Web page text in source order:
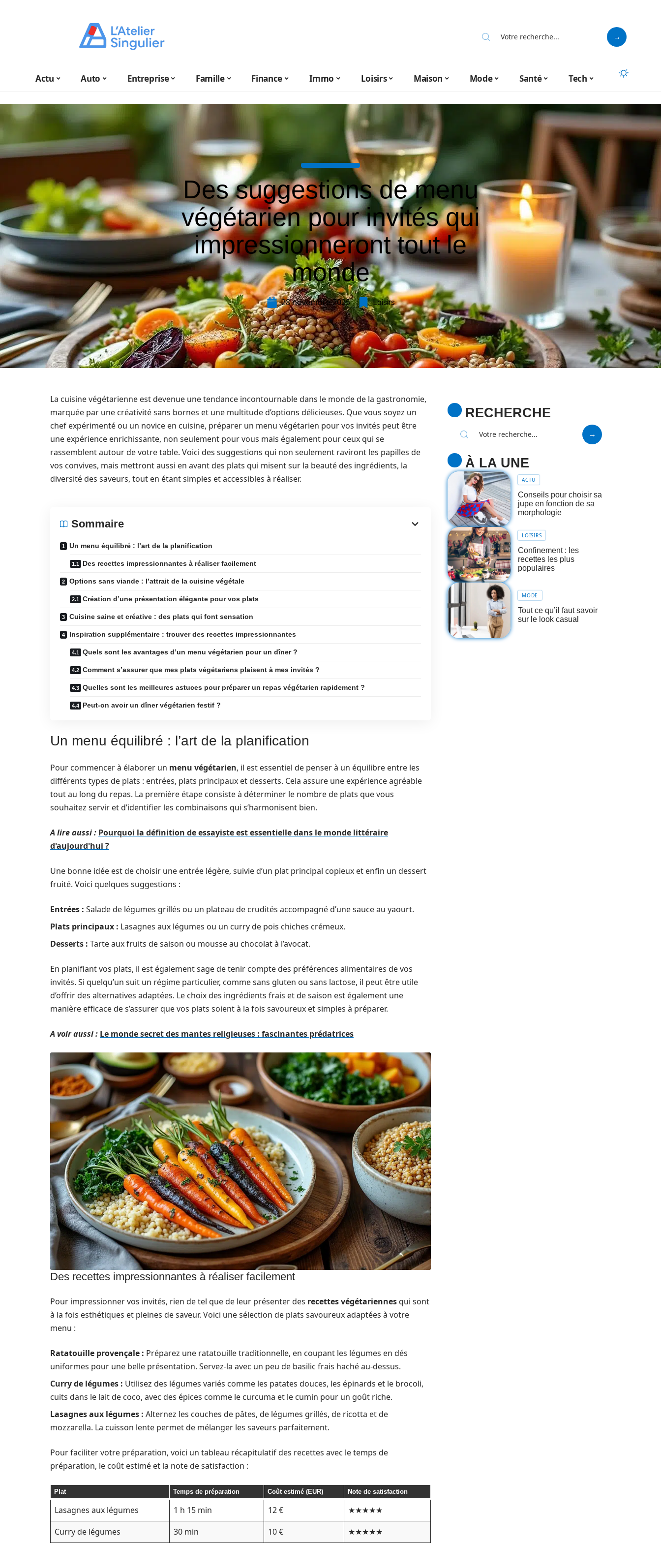
Actu Auto Entreprise Famille Finance Immo Loisirs Maison Mode Santé Tech
Des suggestions de menu
végétarien pour invités qui
impressionneront tout le
monde
28 novembre 2025 Loisirs
La cuisine végétarienne est devenue une tendance incontournable dans le monde de la gastronomie,
marquée par une créativité sans bornes et une multitude d’options délicieuses. Que vous soyez un
chef expérimenté ou un novice en cuisine, préparer un menu végétarien pour vos invités peut être
une expérience enrichissante, non seulement pour vous mais également pour ceux qui se
rassemblent autour de votre table. Voici des suggestions qui non seulement raviront les papilles de
vos convives, mais mettront aussi en avant des plats qui misent sur la beauté des ingrédients, la
diversité des saveurs, tout en étant simples et accessibles à réaliser.
Sommaire
Un menu équilibré : l’art de la planification
Des recettes impressionnantes à réaliser facilement
Options sans viande : l’attrait de la cuisine végétale
Création d’une présentation élégante pour vos plats
Cuisine saine et créative : des plats qui font sensation
Inspiration supplémentaire : trouver des recettes impressionnantes
Quels sont les avantages d’un menu végétarien pour un dîner ?
Comment s’assurer que mes plats végétariens plaisent à mes invités ?
Quelles sont les meilleures astuces pour préparer un repas végétarien rapidement ?
Peut-on avoir un dîner végétarien festif ?
Un menu équilibré : l’art de la planification
Pour commencer à élaborer un menu végétarien, il est essentiel de penser à un équilibre entre les
différents types de plats : entrées, plats principaux et desserts. Cela assure une expérience agréable
tout au long du repas. La première étape consiste à déterminer le nombre de plats que vous
souhaitez servir et d’identifier les combinaisons qui s’harmonisent bien.
A lire aussi : Pourquoi la définition de essayiste est essentielle dans le monde littéraire
d'aujourd'hui ?
Une bonne idée est de choisir une entrée légère, suivie d’un plat principal copieux et enfin un dessert
fruité. Voici quelques suggestions :
Entrées : Salade de légumes grillés ou un plateau de crudités accompagné d’une sauce au yaourt.
Plats principaux : Lasagnes aux légumes ou un curry de pois chiches crémeux.
Desserts : Tarte aux fruits de saison ou mousse au chocolat à l’avocat.
En planifiant vos plats, il est également sage de tenir compte des préférences alimentaires de vos
invités. Si quelqu’un suit un régime particulier, comme sans gluten ou sans lactose, il peut être utile
d’offrir des alternatives adaptées. Le choix des ingrédients frais et de saison est également une
manière efficace de s’assurer que vos plats soient à la fois savoureux et simples à préparer.
A voir aussi : Le monde secret des mantes religieuses : fascinantes prédatrices
Des recettes impressionnantes à réaliser facilement
Pour impressionner vos invités, rien de tel que de leur présenter des recettes végétariennesqui sont
à la fois esthétiques et pleines de saveur. Voici une sélection de plats savoureux adaptées à votre
menu :
Ratatouille provençale : Préparez une ratatouille traditionnelle, en coupant les légumes en dés
uniformes pour une belle présentation. Servez-la avec un peu de basilic frais haché au-dessus.
Curry de légumes : Utilisez des légumes variés comme les patates douces, les épinards et le brocoli,
cuits dans le lait de coco, avec des épices comme le curcuma et le cumin pour un goût riche.
Lasagnes aux légumes : Alternez les couches de pâtes, de légumes grillés, de ricotta et de
mozzarella. La cuisson lente permet de mélanger les saveurs parfaitement.
Pour faciliter votre préparation, voici un tableau récapitulatif des recettes avec le temps de
préparation, le coût estimé et la note de satisfaction :
Plat Temps de préparation Coût estimé (EUR) Note de satisfaction
Lasagnes aux légumes 1 h 15 min 12 €
★★★★★
Curry de légumes
30 min 10 €
★★★★★
RECHERCHE
À LA UNE
ACTU
Conseils pour choisir sa
jupe en fonction de sa
morphologie
LOISIRS
Confinement : les
recettes les plus
populaires
MODE
Tout ce qu’il faut savoir
sur le look casual